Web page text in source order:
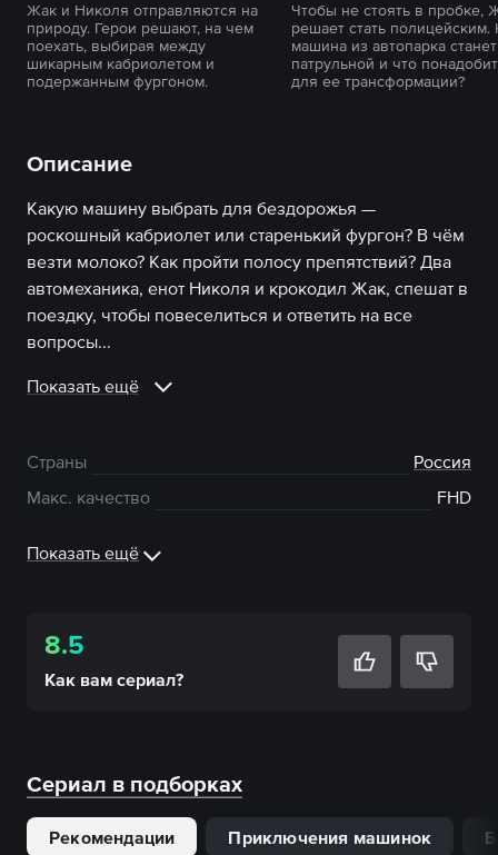
Жак и Николя отправляются на
природу. Герои решают, на чем
поехать, выбирая между
шикарным кабриолетом и
подержанным фургоном.
Чтобы не стоять в пробке,
решает стать полицейским.
машина из автопарка станет
патрульной и что
для ее трансформации?
Описание
Какую машину выбрать для бездорожья —
роскошный кабриолет или старенький фургон? В чём
везти молоко? Как пройти полосу препятствий? Два
автомеханика, енот Николя и крокодил Жак, спешат в
поездку, чтобы повеселиться и ответить на все
вопросы...
Показать ещё
Страны
Россия
Макс. качество
FHD
Показать ещё
8.5
Как вам сериал?
Сериал в подборках
Рекомендации Приключения машинок